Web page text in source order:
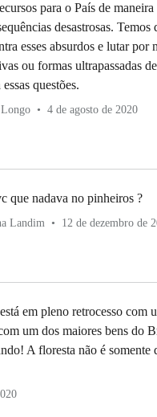
para o País de
desastrosas. Temos
esses absurdos e lutar por
ou formas ultrapassadas
questões.
4 de agosto de 2020
que nadava no pinheiros ?
Landim 12 de dezembro de
em pleno retrocesso com
um dos maiores bens do
A floresta não é somente